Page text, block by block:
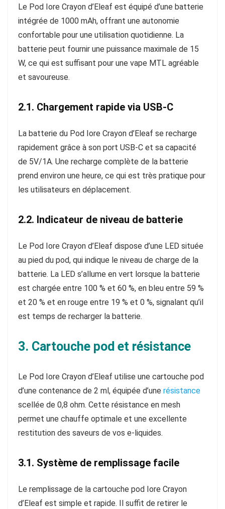
Le Pod Iore Crayon d’Eleaf est équipé d’une batterie
intégrée de 1000 mAh, offrant une autonomie
confortable pour une utilisation quotidienne. La
batterie peut fournir une puissance maximale de 15
W, ce qui est suffisant pour une vape MTL agréable
et savoureuse.
2.1. Chargement rapide via USB-C
La batterie du Pod Iore Crayon d’Eleaf se recharge
rapidement grâce à son port USB-C et sa capacité
de 5V/1A. Une recharge complète de la batterie
prend environ une heure, ce qui est très pratique pour
les utilisateurs en déplacement.
2.2. Indicateur de niveau de batterie
Le Pod Iore Crayon d’Eleaf dispose d’une LED située
au pied du pod, qui indique le niveau de charge de la
batterie. La LED s’allume en vert lorsque la batterie
est chargée entre 100 % et 60 %, en bleu entre 59 %
et 20 % et en rouge entre 19 % et 0 %, signalant qu’il
est temps de recharger la batterie.
3. Cartouche pod et résistance
Le Pod Iore Crayon d’Eleaf utilise une cartouche pod
d’une contenance de 2 ml, équipée d’une résistance
scellée de 0,8 ohm. Cette résistance en mesh
permet une chauffe optimale et une excellente
restitution des saveurs de vos e-liquides.
3.1. Système de remplissage facile
Le remplissage de la cartouche pod Iore Crayon
d’Eleaf est simple et rapide. Il suffit de retirer le